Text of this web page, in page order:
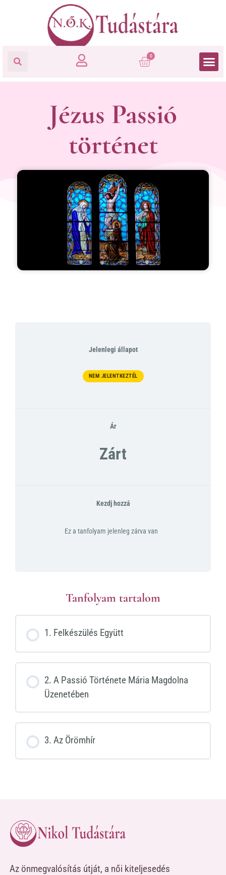
0
Jézus Passió
történet
Jelenlegi állapot
NEM JELENTKEZTÉL
Ár
Zárt
Kezdj hozzá
Ez a tanfolyam jelenleg zárva van
Tanfolyam tartalom
1. Felkészülés Együtt
2. A Passió Története Mária Magdolna
Üzenetében
3. Az Örömhír
Az önmegvalósítás útját, a női kiteljesedés